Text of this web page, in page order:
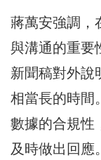
蔣萬安強調，
與溝通的重要
新聞稿對外說
相當長的時間
數據的合規性
及時做出回應